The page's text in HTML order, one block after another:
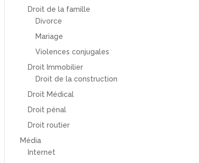
Droit de la famille
Divorce
Mariage
Violences conjugales
Droit Immobilier
Droit de la construction
Droit Médical
Droit pénal
Droit routier
Média
Internet